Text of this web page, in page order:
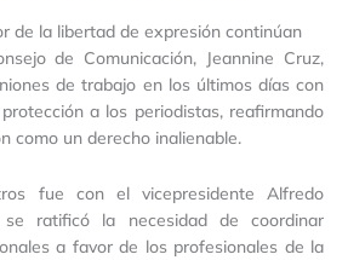
de la libertad de expresión continúan
de Comunicación, Jeannine Cruz,
de trabajo en los últimos días con
a los periodistas, reafirmando
como un derecho inalienable.
fue con el vicepresidente Alfredo
ratificó la necesidad de coordinar
a favor de los profesionales de la